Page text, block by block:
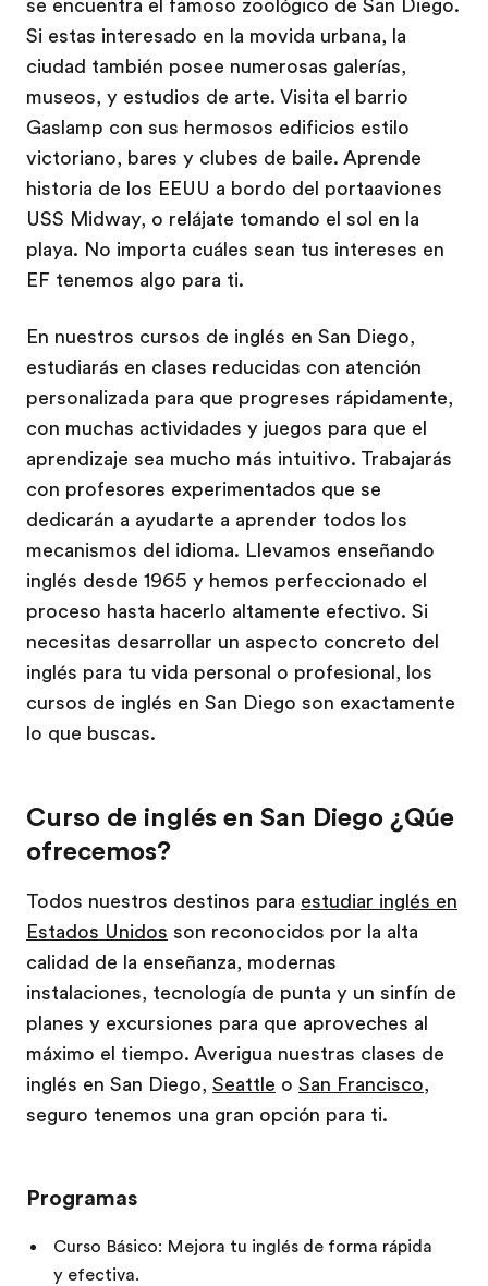
se encuentra el famoso zoológico de San Diego.
Si estas interesado en la movida urbana, la
ciudad también posee numerosas galerías,
museos, y estudios de arte. Visita el barrio
Gaslamp con sus hermosos edificios estilo
victoriano, bares y clubes de baile. Aprende
historia de los EEUU a bordo del portaaviones
USS Midway, o relájate tomando el sol en la
playa. No importa cuáles sean tus intereses en
EF tenemos algo para ti.
En nuestros cursos de inglés en San Diego,
estudiarás en clases reducidas con atención
personalizada para que progreses rápidamente,
con muchas actividades y juegos para que el
aprendizaje sea mucho más intuitivo. Trabajarás
con profesores experimentados que se
dedicarán a ayudarte a aprender todos los
mecanismos del idioma. Llevamos enseñando
inglés desde 1965 y hemos perfeccionado el
proceso hasta hacerlo altamente efectivo. Si
necesitas desarrollar un aspecto concreto del
inglés para tu vida personal o profesional, los
cursos de inglés en San Diego son exactamente
lo que buscas.
Curso de inglés en San Diego ¿Qúe
ofrecemos?
Todos nuestros destinos para estudiar inglés en
Estados Unidos son reconocidos por la alta
calidad de la enseñanza, modernas
instalaciones, tecnología de punta y un sinfín de
planes y excursiones para que aproveches al
máximo el tiempo. Averigua nuestras clases de
inglés en San Diego, Seattle o San Francisco,
seguro tenemos una gran opción para ti.
Programas
Curso Básico: Mejora tu inglés de forma rápida
y efectiva.